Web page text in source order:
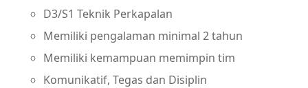
D3/S1 Teknik Perkapalan
Memiliki pengalaman minimal 2 tahun
Memiliki kemampuan memimpin tim
Komunikatif, Tegas dan Disiplin